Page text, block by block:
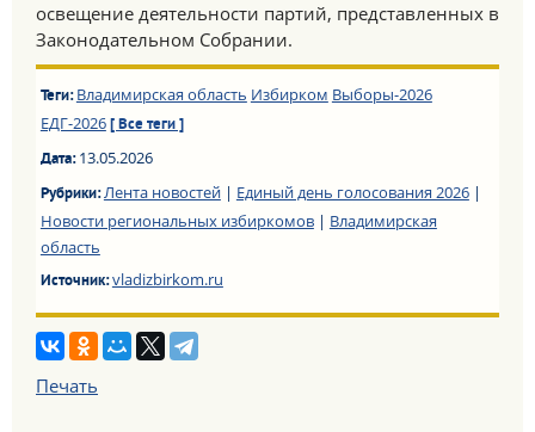
освещение деятельности партий, представленных в
Законодательном Собрании.
Теги: Владимирская область Избирком Выборы-2026
ЕДГ-2026 [ Все теги ]
Дата:13.05.2026
Рубрики:Лента новостей| Единый день голосования 2026|
Новости региональных избиркомов| Владимирская
область
Источник:vladizbirkom.ru
Печать